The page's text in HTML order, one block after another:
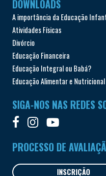
DOWNLOADS
A importância da Educação
Atividades Físicas
Divórcio
Educação Financeira
Educação Integral ou Babá?
Educação Alimentar e Nutricional
SIGA-NOS NAS REDES
PROCESSO DE
INSCRIÇÃO